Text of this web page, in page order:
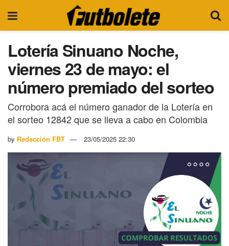
Lotería Sinuano Noche,
viernes 23 de mayo: el
número premiado del sorteo
Corrobora acá el número ganador de la Lotería en
el sorteo 12842 que se lleva a cabo en Colombia
by Redacción FBT 23/05/2025 22:30